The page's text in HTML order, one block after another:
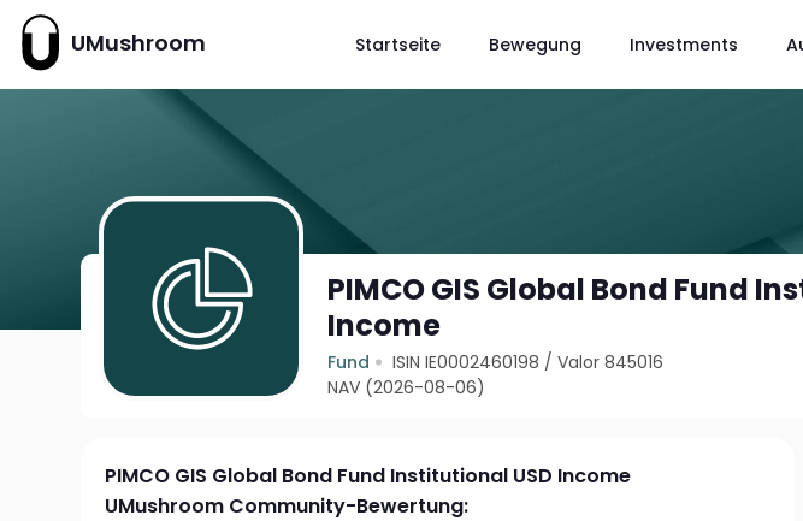
UMushroom Startseite Bewegung Investments
PIMCO GIS Global Bond Fund
Income
Fund ISIN IE0002460198 /Valor 845016
NAV (2026-08-06)
PIMCO GIS Global Bond Fund Institutional USD Income
UMushroom Community-Bewertung: